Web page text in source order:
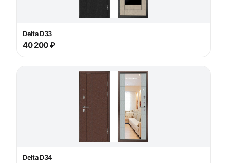
Delta D33
40 200 ₽
Delta D34